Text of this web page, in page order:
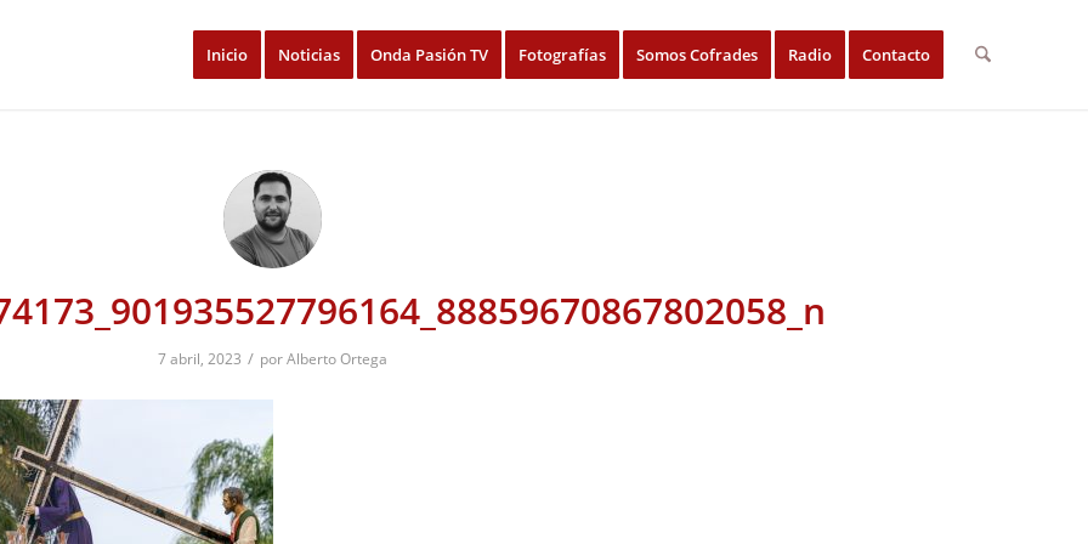
Inicio Noticias Onda Pasión TV Fotografías Somos Cofrades Radio Contacto
7 abril, 2023 / porAlberto Ortega